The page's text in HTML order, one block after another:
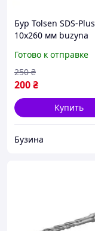
Бур Tolsen SDS-Plus
10х260 мм buzyna
Готово к отправке
200₴
250 ₴
Купить
Бузина